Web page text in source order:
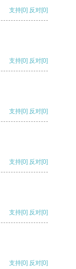
支持[0] 反对[0]
支持[0] 反对[0]
支持[0] 反对[0]
支持[0] 反对[0]
支持[0] 反对[0]
支持[0] 反对[0]